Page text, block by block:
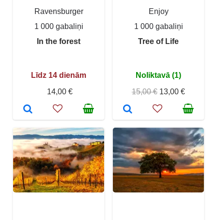
Ravensburger
1 000 gabaliņi
In the forest
Līdz 14 dienām
14,00 €
Enjoy
1 000 gabaliņi
Tree of Life
Noliktavā (1)
15,00 € 13,00 €